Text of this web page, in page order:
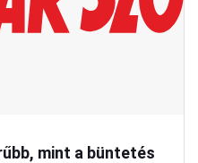
mint a büntetés